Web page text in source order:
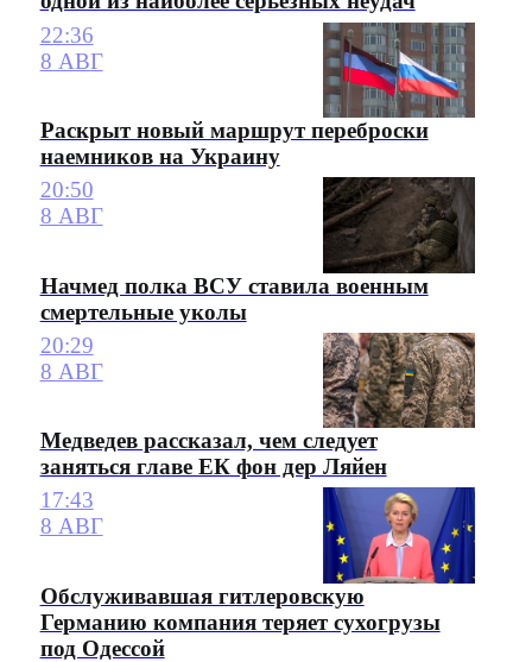
22:36
8 АВГ
Раскрыт новый маршрут переброски
наемников на Украину
20:50
8 АВГ
Начмед полка ВСУ ставила военным
смертельные уколы
20:29
8 АВГ
Медведев рассказал, чем следует
заняться главе ЕК фон дер Ляйен
17:43
8 АВГ
Обслуживавшая гитлеровскую
Германию компания теряет сухогрузы
под Одессой